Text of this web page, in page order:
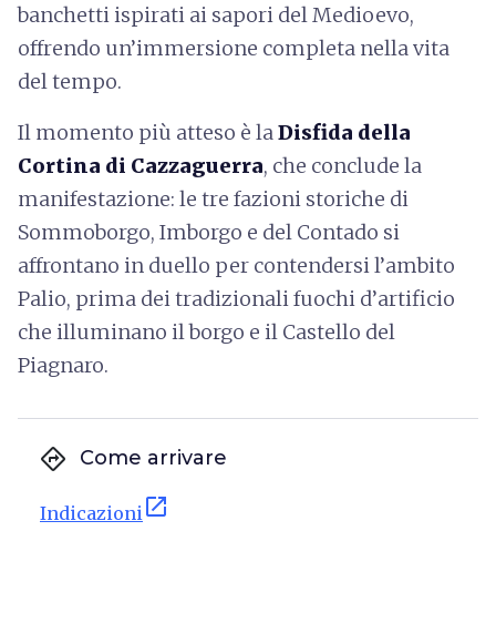
banchetti ispirati ai sapori del Medioevo,
offrendo un’immersione completa nella vita
del tempo.
Il momento più atteso è laDisfida della
Cortina di Cazzaguerra, che conclude la
manifestazione: le tre fazioni storiche di
Sommoborgo, Imborgo e del Contado si
affrontano in duello per contendersi l’ambito
Palio, prima dei tradizionali fuochi d’artificio
che illuminano il borgo e il Castello del
Piagnaro.
directions Come arrivare
Indicazioni open_in_new